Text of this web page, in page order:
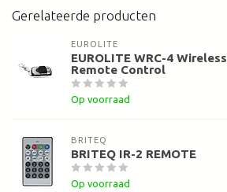
Gerelateerde producten
EUROLITE
EUROLITE WRC-4 Wireless
Remote Control
Op voorraad
BRITEQ
BRITEQ IR-2 REMOTE
Op voorraad